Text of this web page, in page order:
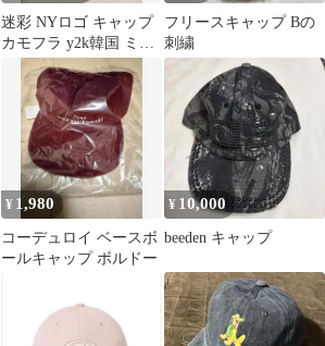
迷彩 NYロゴ キャップ
カモフラ y2k韓国 ミリ
タリ 天使 aeae
フリースキャップ Bの
刺繍
¥ 1,980
コーデュロイ ベースボ
ールキャップ ボルドー
¥ 10,000
beeden キャップ